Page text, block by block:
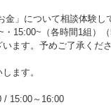
」について相談体験し
15:00~（各時間1組）（
ます。予めご了承くださ
ます。
/ 15:00～16:00